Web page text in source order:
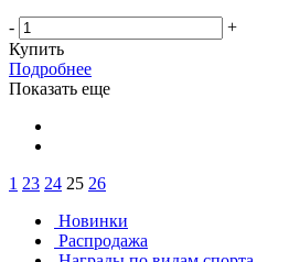
-
+
Купить
Подробнее
Показать еще
1 23 24 25 26
Новинки
Распродажа